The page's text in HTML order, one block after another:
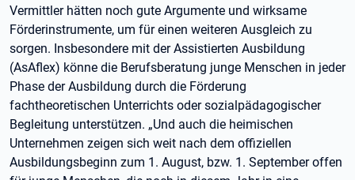
Vermittler hätten noch gute Argumente und wirksame
Förderinstrumente, um für einen weiteren Ausgleich zu
sorgen. Insbesondere mit der Assistierten Ausbildung
(AsAflex) könne die Berufsberatung junge Menschen in jeder
Phase der Ausbildung durch die Förderung
fachtheoretischen Unterrichts oder sozialpädagogischer
Begleitung unterstützen. „Und auch die heimischen
Unternehmen zeigen sich weit nach dem offiziellen
Ausbildungsbeginn zum 1. August, bzw. 1. September offen